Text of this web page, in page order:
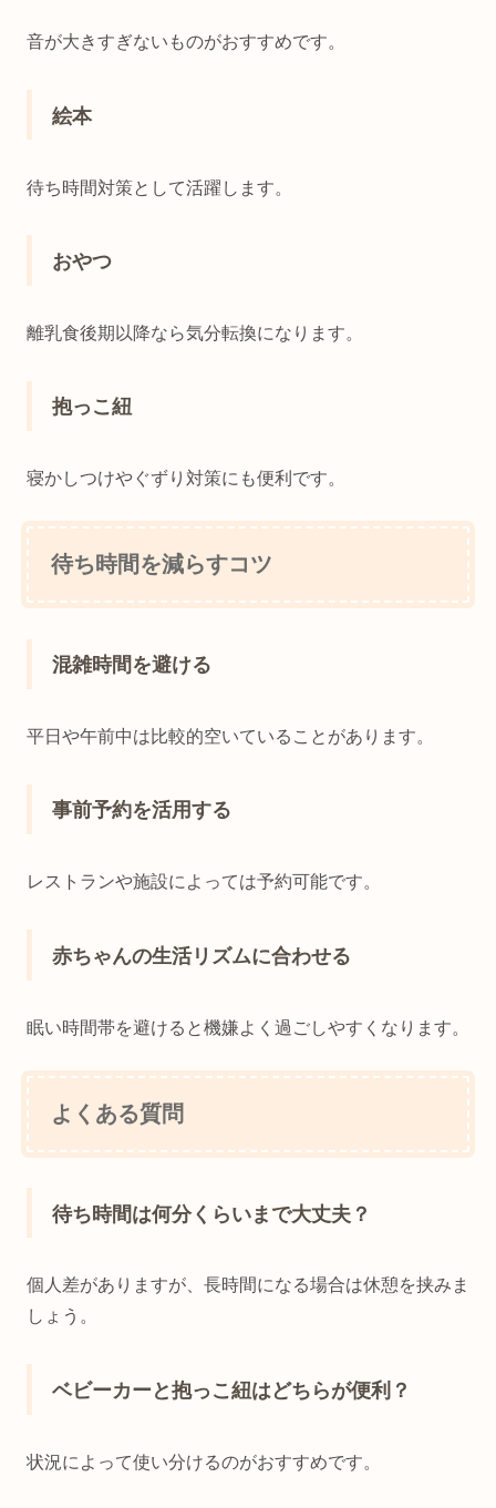
音が大きすぎないものがおすすめです。
絵本
待ち時間対策として活躍します。
おやつ
離乳食後期以降なら気分転換になります。
抱っこ紐
寝かしつけやぐずり対策にも便利です。
待ち時間を減らすコツ
混雑時間を避ける
平日や午前中は比較的空いていることがあります。
事前予約を活用する
レストランや施設によっては予約可能です。
赤ちゃんの生活リズムに合わせる
眠い時間帯を避けると機嫌よく過ごしやすくなります。
よくある質問
待ち時間は何分くらいまで大丈夫？
個人差がありますが、長時間になる場合は休憩を挟みま
しょう。
ベビーカーと抱っこ紐はどちらが便利？
状況によって使い分けるのがおすすめです。